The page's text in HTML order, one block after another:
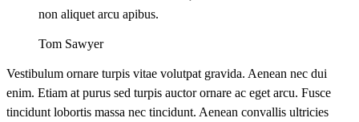
non aliquet arcu apibus.
Tom Sawyer
Vestibulum ornare turpis vitae volutpat gravida. Aenean nec dui
enim. Etiam at purus sed turpis auctor ornare ac eget arcu. Fusce
tincidunt lobortis massa nec tincidunt. Aenean convallis ultricies